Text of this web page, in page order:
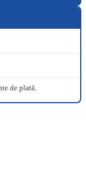
de plată.